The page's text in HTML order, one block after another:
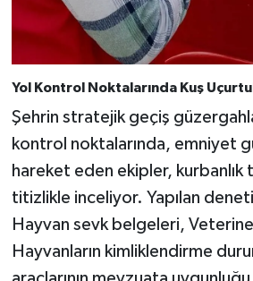
Yol Kontrol Noktalarında Kuş
Şehrin stratejik geçiş
kontrol noktalarında, emniyet
hareket eden ekipler, kurbanlık
titizlikle inceliyor. Yapılan
Hayvan sevk belgeleri,
Hayvanların kimliklendirme